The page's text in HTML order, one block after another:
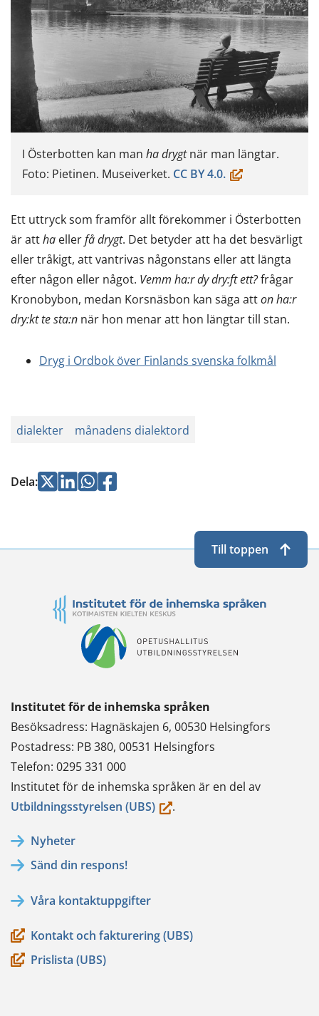
I Österbotten kan man ha drygtnär man längtar.
Foto: Pietinen. Museiverket. CC BY 4.0.(öppnas
ett
nytt
fönster,
du
flyttar
till
annan
Ett uttryck som framför allt förekommer i Österbotten
är attha ellerfå drygt. Det betyder att ha det besvärligt
eller tråkigt, att vantrivas någonstans eller att längta
efter någon eller något. Vemm ha:r dy dry:ft ett?frågar
Kronobybon, medan Korsnäsbon kan säga atton ha:r
dry:kt te sta:n när hon menar att hon längtar till stan.
Dryg i Ordbok över Finlands svenska folkmål
dialekter månadens dialektord
Dela:Jaa Jaa Jaa
Jaa
Institutet för de inhemska språken
Besöksadress: Hagnäskajen 6, 00530 Helsingfors
Postadress: PB 380, 00531 Helsingfors
Telefon: 0295 331 000
Institutet för de inhemska språken är en del av
Utbildningsstyrelsen (UBS)(du.
Nyheter
Sänd din respons!
Våra kontaktuppgifter
Kontakt och fakturering (UBS)
Prislista (UBS)
Till toppen